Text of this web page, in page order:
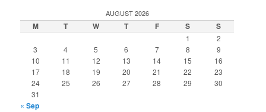
AUGUST 2026
M T W T F S S
1
2
3
4 5 6 7 8
9
10
11 12 13 14 15
16
17
18 19 20 21 22
23
24
25 26 27 28 29
30
31
« Sep